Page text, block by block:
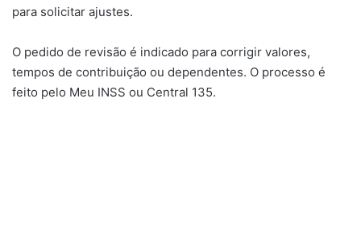
para solicitar ajustes.
O pedido de revisão é indicado para corrigir valores,
tempos de contribuição ou dependentes. O processo é
feito pelo Meu INSS ou Central 135.